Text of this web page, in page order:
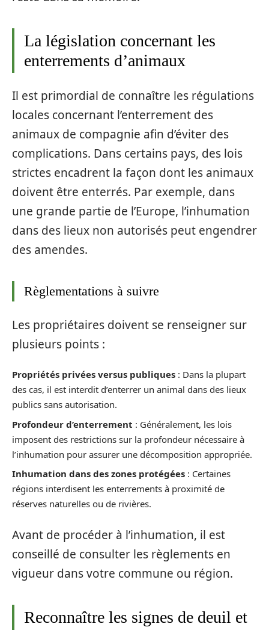
La législation concernant les
enterrements d’animaux
Il est primordial de connaître les régulations
locales concernant l’enterrement des
animaux de compagnie afin d’éviter des
complications. Dans certains pays, des lois
strictes encadrent la façon dont les animaux
doivent être enterrés. Par exemple, dans
une grande partie de l’Europe, l’inhumation
dans des lieux non autorisés peut engendrer
des amendes.
Règlementations à suivre
Les propriétaires doivent se renseigner sur
plusieurs points :
Propriétés privées versus publiques : Dans la plupart
des cas, il est interdit d’enterrer un animal dans des lieux
publics sans autorisation.
Profondeur d’enterrement : Généralement, les lois
imposent des restrictions sur la profondeur nécessaire à
l’inhumation pour assurer une décomposition appropriée.
Inhumation dans des zones protégées : Certaines
régions interdisent les enterrements à proximité de
réserves naturelles ou de rivières.
Avant de procéder à l’inhumation, il est
conseillé de consulter les règlements en
vigueur dans votre commune ou région.
Reconnaître les signes de deuil et